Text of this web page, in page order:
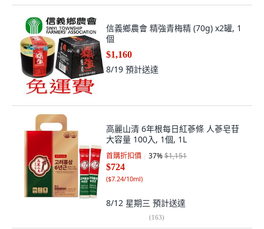
信義鄉農會 精強青梅精 (70g) x2罐, 1
個
$1,160
8/19 預計送達
高麗山清 6年根每日紅蔘條 人蔘皂苷
大容量 100入, 1個, 1L
首購折扣價 37%$1,151
$724
($7.24/10ml)
8/12 星期三 預計送達
(163)